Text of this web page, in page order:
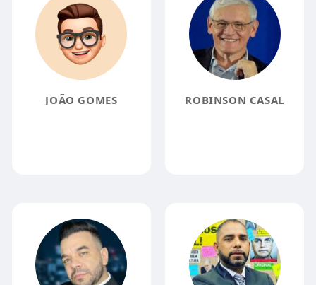
JOÃO GOMES ROBINSON CASAL